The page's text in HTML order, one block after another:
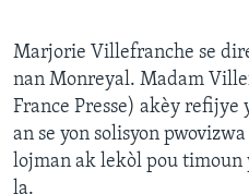
Marjorie Villefranche se
nan Monreyal. Madam
France Presse) akèy refijye
an se yon solisyon
lojman ak lekòl pou timoun
la.